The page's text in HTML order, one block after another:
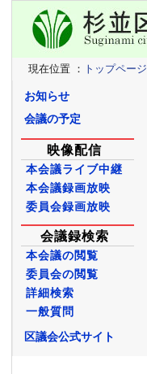
現在位置 ： トップページ
お知らせ
会議の予定
映像配信
本会議ライブ中継
本会議録画放映
委員会録画放映
会議録検索
本会議の閲覧
委員会の閲覧
詳細検索
一般質問
区議会公式サイト